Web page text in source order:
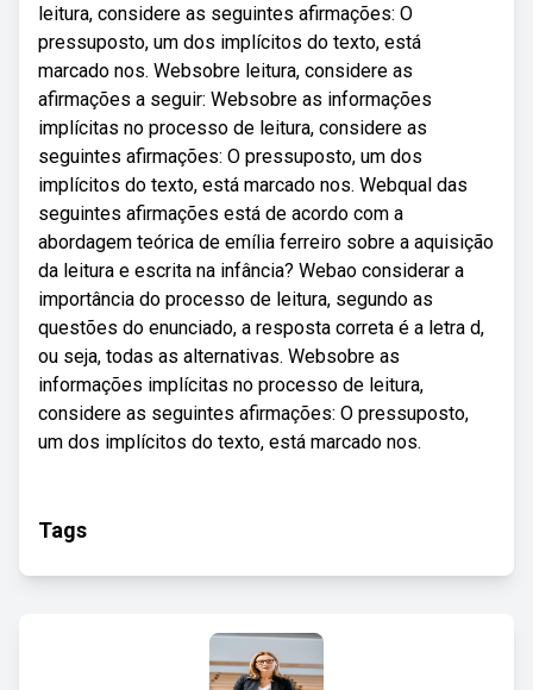
leitura, considere as seguintes afirmações: O
pressuposto, um dos implícitos do texto, está
marcado nos. Websobre leitura, considere as
afirmações a seguir: Websobre as informações
implícitas no processo de leitura, considere as
seguintes afirmações: O pressuposto, um dos
implícitos do texto, está marcado nos. Webqual das
seguintes afirmações está de acordo com a
abordagem teórica de emília ferreiro sobre a aquisição
da leitura e escrita na infância? Webao considerar a
importância do processo de leitura, segundo as
questões do enunciado, a resposta correta é a letra d,
ou seja, todas as alternativas. Websobre as
informações implícitas no processo de leitura,
considere as seguintes afirmações: O pressuposto,
um dos implícitos do texto, está marcado nos.
Tags